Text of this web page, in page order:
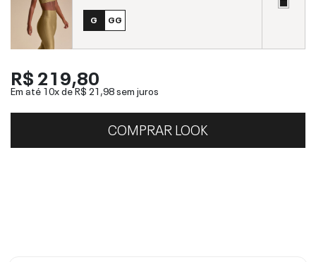
G GG
R$ 219,80
Em até 10x deR$ 21,98sem juros
COMPRAR LOOK